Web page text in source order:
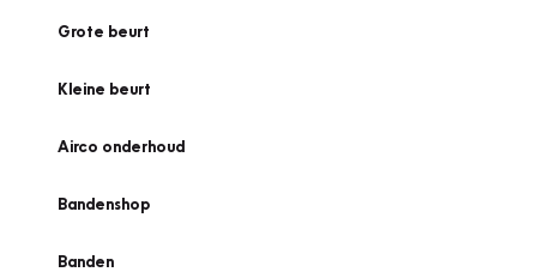
Grote beurt
Kleine beurt
Airco onderhoud
Bandenshop
Banden